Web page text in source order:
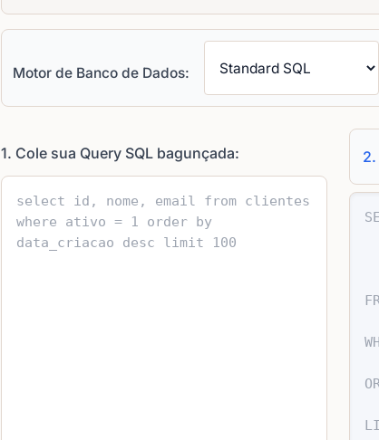
Motor de Banco de Dados:
1. Cole sua Query SQL bagunçada: